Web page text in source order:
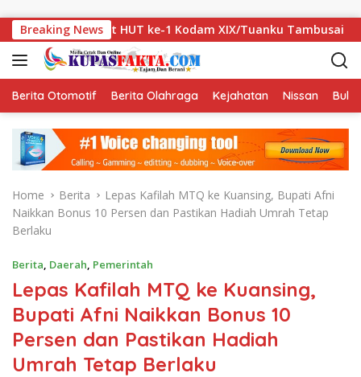
Breaking News
HUT ke-1 Kodam XIX/Tuanku Tambusai
Berita Otomotif Berita Olahraga Kejahatan Nissan
Home Berita
Lepas Kafilah MTQ ke Kuansing, Bupati Afni
Naikkan Bonus 10 Persen dan Pastikan Hadiah Umrah Tetap
Berlaku
Berita, Daerah, Pemerintah
Lepas Kafilah MTQ ke Kuansing,
Bupati Afni Naikkan Bonus 10
Persen dan Pastikan Hadiah
Umrah Tetap Berlaku